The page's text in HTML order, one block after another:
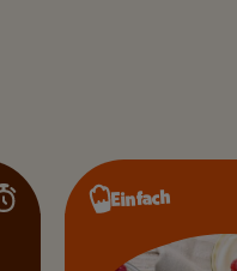
Einfach